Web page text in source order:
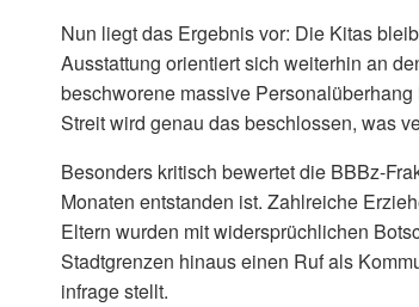
Nun liegt das Ergebnis vor: Die Kitas
Ausstattung orientiert sich weiterhin an
beschworene massive
Streit wird genau das beschlossen, was
Besonders kritisch bewertet die BBBz-
Monaten entstanden ist. Zahlreiche
Eltern wurden mit widersprüchlichen
Stadtgrenzen hinaus einen Ruf als
infrage stellt.